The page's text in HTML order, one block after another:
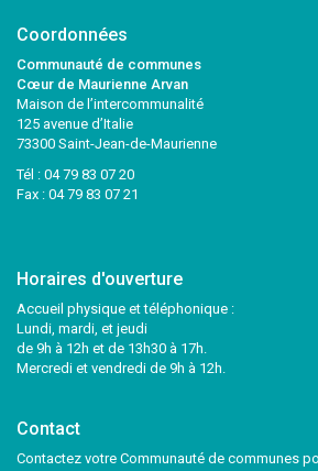
Coordonnées
Communauté de communes
Cœur de Maurienne Arvan
Maison de l’intercommunalité
125 avenue d’Italie
73300 Saint-Jean-de-Maurienne
Tél : 04 79 83 07 20
Fax : 04 79 83 07 21
Horaires d'ouverture
Accueil physique et téléphonique :
Lundi, mardi, et jeudi
de 9h à 12h et de 13h30 à 17h.
Mercredi et vendredi de 9h à 12h.
Contact
Contactez votre Communauté de communes